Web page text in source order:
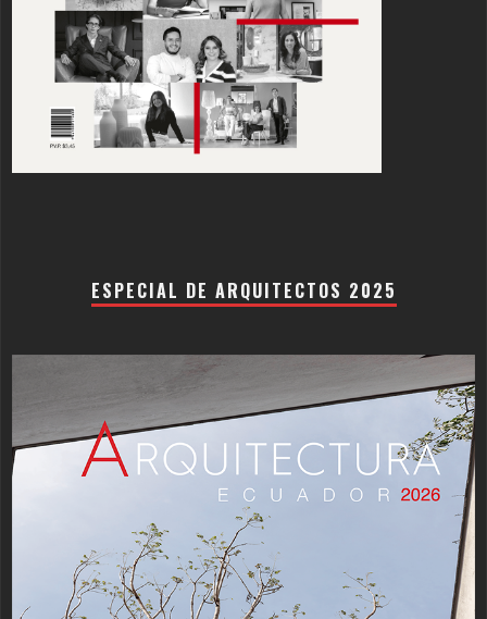
ESPECIAL DE ARQUITECTOS 2025